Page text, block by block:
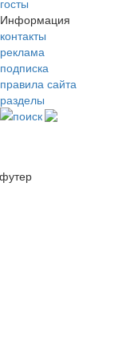
госты
Информация
контакты
реклама
подписка
правила сайта
разделы
поиск
футер